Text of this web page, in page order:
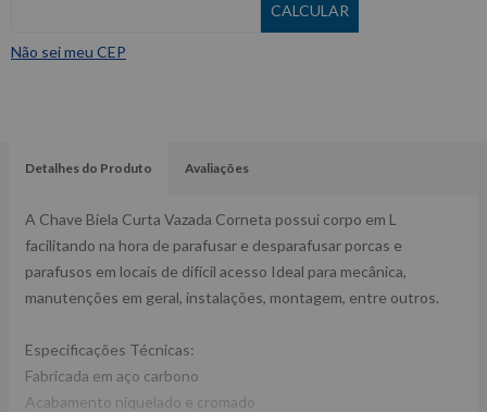
Não sei meu CEP
Detalhes do Produto Avaliações
A Chave Biela Curta Vazada Corneta possui corpo em L
facilitando na hora de parafusar e desparafusar porcas e
parafusos em locais de difícil acesso Ideal para mecânica,
manutenções em geral, instalações, montagem, entre outros.
Especificações Técnicas:
Fabricada em aço carbono
Acabamento niquelado e cromado